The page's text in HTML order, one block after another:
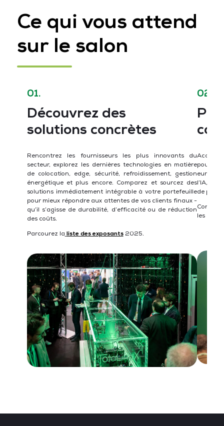
Ce qui vous attend
sur le salon
01.
Découvrez des
solutions concrètes
Rencontrez les fournisseurs les plus innovants du
secteur, explorez les dernières technologies en matière
de colocation, edge, sécurité, refroidissement, gestion
énergétique et plus encore. Comparez et sourcez des
solutions immédiatement intégrable à votre portefeuille
pour mieux répondre aux attentes de vos clients finaux -
qu’il s’agisse de durabilité, d’efficacité ou de réduction
des coûts.
Parcourez la liste des exposants2025.
02.
pour
l’IA,
de
les